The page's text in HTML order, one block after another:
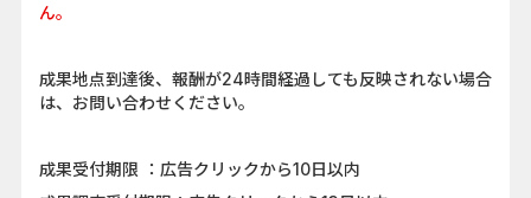
ん。
成果地点到達後、報酬が24時間経過しても反映されない場合
は、お問い合わせください。
成果受付期限 ：広告クリックから10日以内